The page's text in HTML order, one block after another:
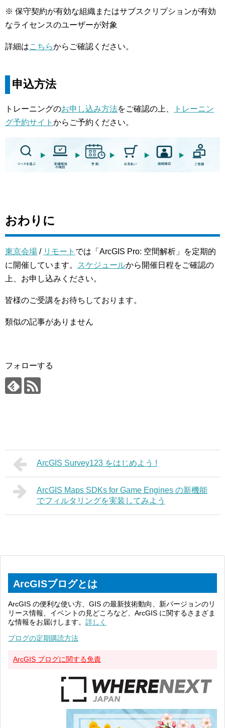
※ 保守契約が有効な組織またはサブスクリプションが有効
なライセンスのユーザーが対象
詳細はこちらからご確認ください。
申込方法
トレーニングのお申し込み方法をご確認の上、
トレーニン
グ予約サイト からご予約ください。
おわりに
東京会場 / リモート では「ArcGIS Pro: 空間解析」を定期的
に開催しています。
スケジュールから開催日程をご確認の
上、お申し込みください。
皆様のご受講をお待ちしております。
類似の記事がありません
フォローする
ArcGIS Survey123 をはじめよう !
ArcGIS Maps SDKs for Game Engines の新機能
でフィルタリングを実装してみよう
ArcGISブログとは
ArcGIS の便利な使い方、GIS の最新技術動向、新バージョンのリ
リース情報、イベントの見どころなど、ArcGIS に関するさまざま
な情報をお届けします。 詳しく
ブログの定期購読方法
ArcGIS ブログに関する免責